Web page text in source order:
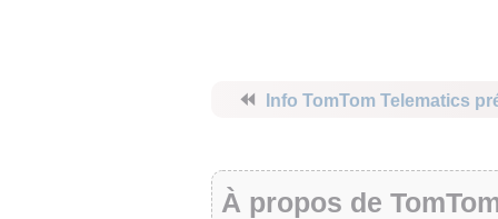
⏪ Info TomTom Telematics
À propos de